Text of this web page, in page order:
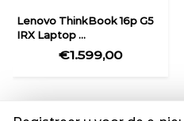
Lenovo ThinkBook 16p G5
IRX Laptop ...
€1.599,00